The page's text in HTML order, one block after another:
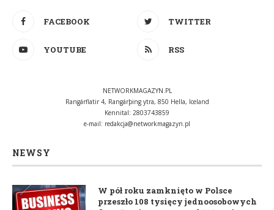
FACEBOOK TWITTER
YOUTUBE RSS
NETWORKMAGAZYN.PL
Rangárflatir 4, Rangárþing ytra, 850 Hella, Iceland
Kennital: 2803743859
e-mail: redakcja@networkmagazyn.pl
NEWSY
W pół roku zamknięto w Polsce
przeszło 108 tysięcy jednoosobowych